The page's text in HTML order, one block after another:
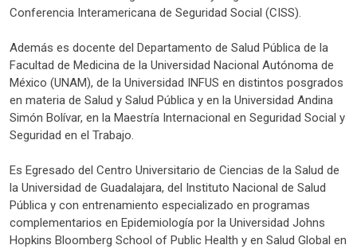
Conferencia Interamericana de Seguridad Social (CISS).
Además es docente del Departamento de Salud Pública de la
Facultad de Medicina de la Universidad Nacional Autónoma de
México (UNAM), de la Universidad INFUS en distintos posgrados
en materia de Salud y Salud Pública y en la Universidad Andina
Simón Bolívar, en la Maestría Internacional en Seguridad Social y
Seguridad en el Trabajo.
Es Egresado del Centro Universitario de Ciencias de la Salud de
la Universidad de Guadalajara, del Instituto Nacional de Salud
Pública y con entrenamiento especializado en programas
complementarios en Epidemiología por la Universidad Johns
Hopkins Bloomberg School of Public Health y en Salud Global en